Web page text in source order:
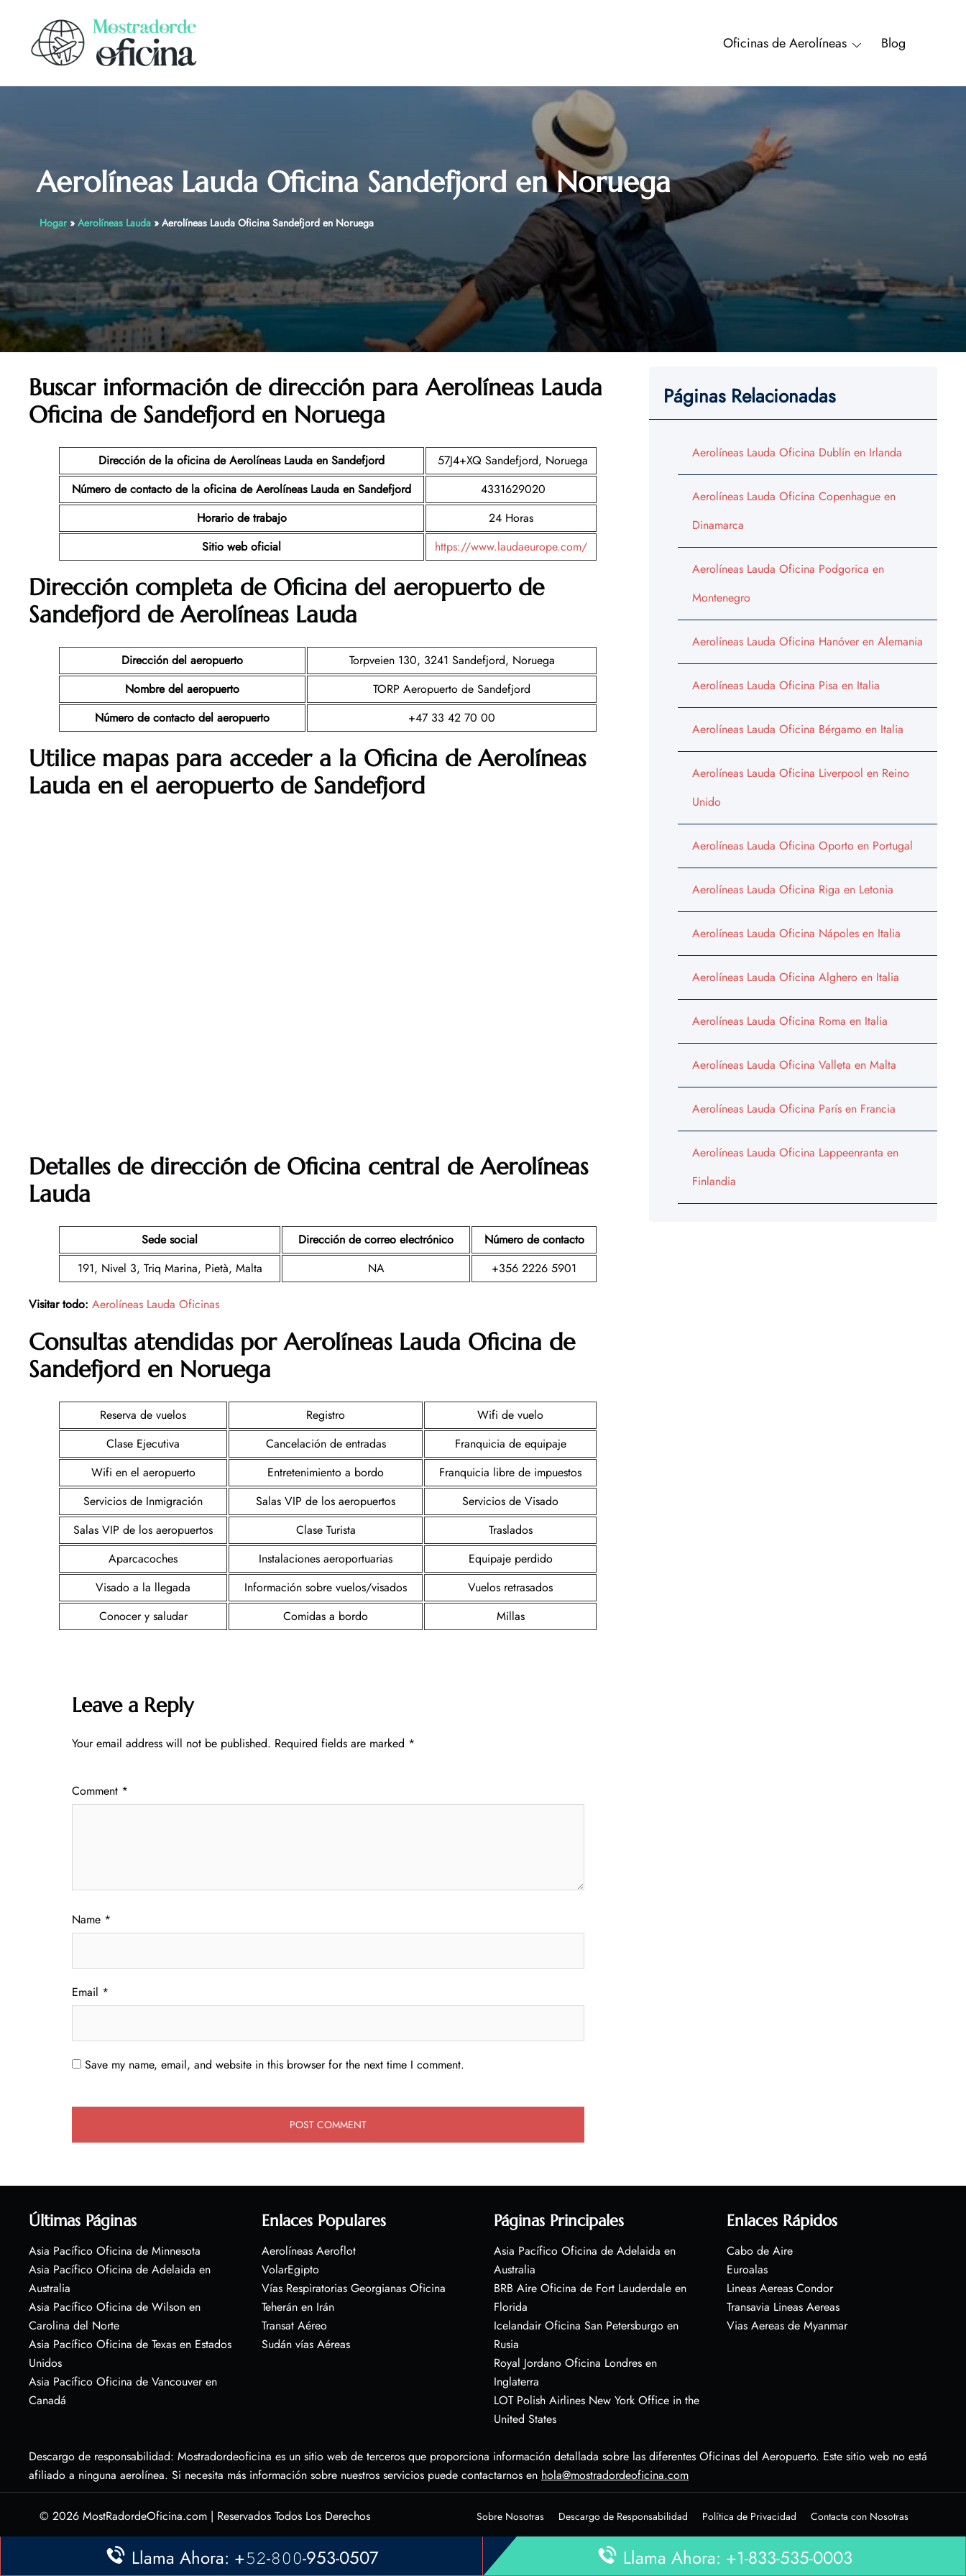
content
Oficinas de Aerolíneas Blog
Aerolíneas Lauda Oficina Sandefjord en Noruega
Hogar» Aerolíneas Lauda» Aerolíneas Lauda Oficina Sandefjord en Noruega
Buscar información de dirección para Aerolíneas Lauda
Oficina de Sandefjord en Noruega
Dirección de la oficina de Aerolíneas Lauda en Sandefjord
57J4+XQ Sandefjord, Noruega
Número de contacto de la oficina de Aerolíneas Lauda en Sandefjord
4331629020
Horario de trabajo
24 Horas
Sitio web oficial
https://www.laudaeurope.com/
Dirección completa de Oficina del aeropuerto de
Sandefjord de Aerolíneas Lauda
Dirección del aeropuerto
Torpveien 130, 3241 Sandefjord, Noruega
Nombre del aeropuerto
TORP Aeropuerto de Sandefjord
Número de contacto del aeropuerto
+47 33 42 70 00
Utilice mapas para acceder a la Oficina de Aerolíneas
Lauda en el aeropuerto de Sandefjord
Detalles de dirección de Oficina central de Aerolíneas
Lauda
Sede social Dirección de correo electrónico
Número de contacto
191, Nivel 3, Triq Marina, Pietà, Malta
NA +356 2226 5901
Visitar todo: Aerolíneas Lauda Oficinas
Consultas atendidas por Aerolíneas Lauda Oficina de
Sandefjord en Noruega
Reserva de vuelos Registro
Wifi de vuelo
Clase Ejecutiva
Cancelación de entradas
Franquicia de equipaje
Wifi en el aeropuerto
Entretenimiento a bordo
Franquicia libre de impuestos
Servicios de Inmigración
Salas VIP de los aeropuertos
Servicios de Visado
Salas VIP de los aeropuertos
Clase Turista
Traslados
Aparcacoches
Instalaciones aeroportuarias
Equipaje perdido
Visado a la llegada
Información sobre vuelos/visados
Vuelos retrasados
Conocer y saludar
Comidas a bordo Millas
Leave a Reply
Your email address will not be published. Required fields are marked *
Comment *
Name *
Email *
Save my name, email, and website in this browser for the next time I comment.
Páginas Relacionadas
Aerolíneas Lauda Oficina Dublín en Irlanda
Aerolíneas Lauda Oficina Copenhague en
Dinamarca
Aerolíneas Lauda Oficina Podgorica en
Montenegro
Aerolíneas Lauda Oficina Hanóver en Alemania
Aerolíneas Lauda Oficina Pisa en Italia
Aerolíneas Lauda Oficina Bérgamo en Italia
Aerolíneas Lauda Oficina Liverpool en Reino
Unido
Aerolíneas Lauda Oficina Oporto en Portugal
Aerolíneas Lauda Oficina Riga en Letonia
Aerolíneas Lauda Oficina Nápoles en Italia
Aerolíneas Lauda Oficina Alghero en Italia
Aerolíneas Lauda Oficina Roma en Italia
Aerolíneas Lauda Oficina Valleta en Malta
Aerolíneas Lauda Oficina París en Francia
Aerolíneas Lauda Oficina Lappeenranta en
Finlandia
Últimas Páginas
Asia Pacífico Oficina de Minnesota
Asia Pacífico Oficina de Adelaida en
Australia
Asia Pacífico Oficina de Wilson en
Carolina del Norte
Asia Pacífico Oficina de Texas en Estados
Unidos
Asia Pacífico Oficina de Vancouver en
Canadá
Enlaces Populares
Aerolíneas Aeroflot
VolarEgipto
Vías Respiratorias Georgianas Oficina
Teherán en Irán
Transat Aéreo
Sudán vías Aéreas
Páginas Principales
Asia Pacífico Oficina de Adelaida en
Australia
BRB Aire Oficina de Fort Lauderdale en
Florida
Icelandair Oficina San Petersburgo en
Rusia
Royal Jordano Oficina Londres en
Inglaterra
LOT Polish Airlines New York Office in the
United States
Enlaces Rápidos
Cabo de Aire
Euroalas
Lineas Aereas Condor
Transavia Lineas Aereas
Vias Aereas de Myanmar
Descargo de responsabilidad: Mostradordeoficina es un sitio web de terceros que proporciona información detallada sobre las diferentes Oficinas del Aeropuerto. Este sitio web no está
afiliado a ninguna aerolínea. Si necesita más información sobre nuestros servicios puede contactarnos en hola@mostradordeoficina.com
© 2026 MostRadordeOficina.com | Reservados Todos Los Derechos Sobre Nosotras Descargo de Responsabilidad Política de Privacidad Contacta con Nosotras
Llama Ahora: +𝟻𝟸-𝟾𝟶𝟶-953-0507 Llama Ahora: +1-833-535-0003